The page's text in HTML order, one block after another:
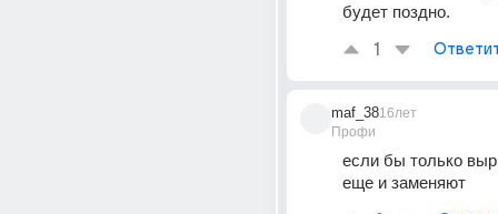
будет поздно.
1
maf_38
Профи
16лет
если бы только
еще и заменяют